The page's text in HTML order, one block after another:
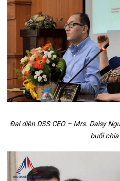
Đại diện DSS CEO – Mrs. Daisy
buổi chia